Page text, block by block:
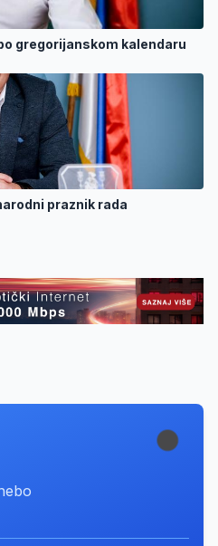
gregorijanskom kalendaru
praznik rada